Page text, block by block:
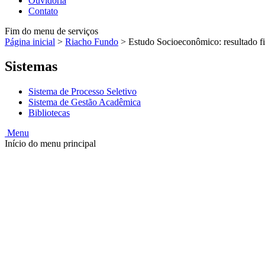
Contato
Fim do menu de serviços
Página inicial > Riacho Fundo > Estudo Socioeconômico: resultado
Sistemas
Sistema de Processo Seletivo
Sistema de Gestão Acadêmica
Bibliotecas
Menu
Início do menu principal